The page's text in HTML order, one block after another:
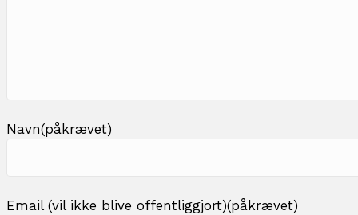
Navn(påkrævet)
Email (vil ikke blive offentliggjort)(påkrævet)